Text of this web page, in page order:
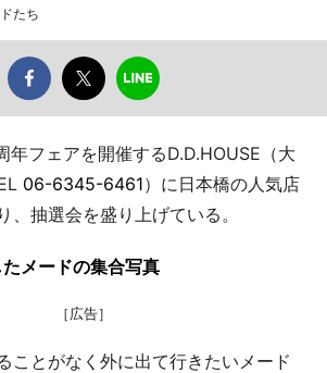
たち
フェアを開催するD.D.HOUSE（大
06-6345-6461）に日本橋の人気店
、抽選会を盛り上げている。
メードの集合写真
［広告］
ことがなく外に出て行きたいメード